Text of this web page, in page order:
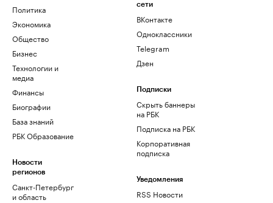
Политика
Экономика
Общество
Бизнес
Технологии и
медиа
Финансы
Биографии
База знаний
РБК Образование
Новости
регионов
Санкт-Петербург
и область
сети
ВКонтакте
Одноклассники
Telegram
Дзен
Подписки
Скрыть баннеры
на РБК
Подписка на РБК
Корпоративная
подписка
Уведомления
RSS Новости